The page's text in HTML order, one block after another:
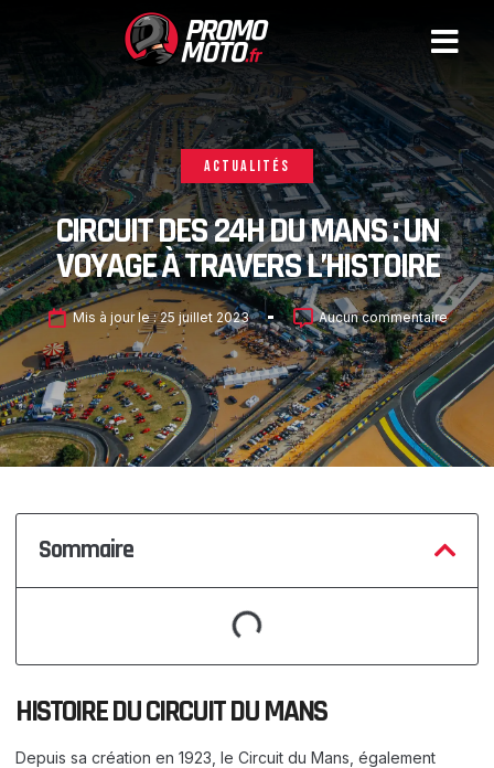
ACTUALITÉS
CIRCUIT DES 24H DU MANS : UN
VOYAGE À TRAVERS L’HISTOIRE
Mis à jour le :25 juillet 2023 Aucun commentaire
Sommaire
HISTOIRE DU CIRCUIT DU MANS
Depuis sa création en 1923, le Circuit du Mans, également